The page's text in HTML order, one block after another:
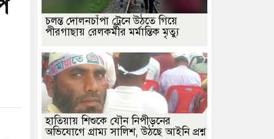
চলন্ত দোলনচাঁপা ট্রেনে উঠতে গিয়ে
পীরগাছায় রেলকর্মীর মর্মান্তিক মৃত্যু
হাতিয়ায় শিশুকে যৌন নিপীড়নের
অভিযোগে গ্রাম্য সালিশ, উঠছে আইনি প্রশ্ন